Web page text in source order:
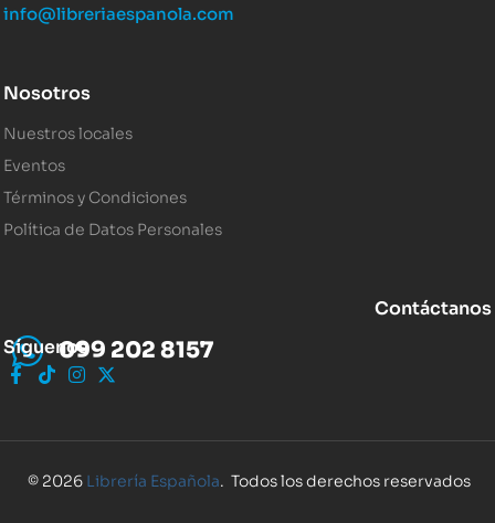
info@libreriaespanola.com
Nosotros
Nuestros locales
Eventos
Términos y Condiciones
Política de Datos Personales
Contáctanos
099 202 8157
Síguenos
© 2026 Librería Española. Todos los derechos reservados